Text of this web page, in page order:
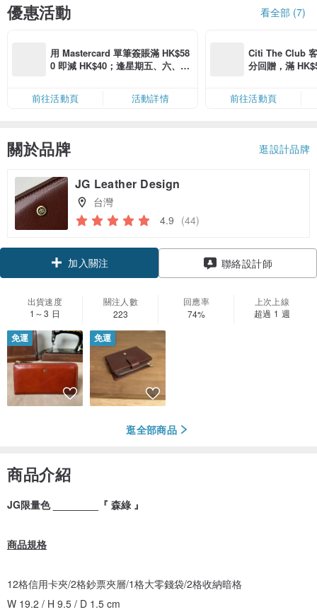
優惠活動 看全部 (7)
用 Mastercard 單筆簽賬滿 HK$58
0 即減 HK$40；逢星期五、六、日
限，額滿即止，僅限「常用信用
卡」結帳）
前往活動頁 活動詳情
Citi The Club
分回贈，滿
前往活動頁
關於品牌 逛設計品牌
JG Leather Design
台灣
4.9 (44)
加入關注 聯絡設計師
出貨速度
1～3 日
關注人數
223
回應率
74%
上次上線
超過 1 週
免運 免運
逛全部商品
商品介紹
JG限量色 ________『 森綠 』
商品規格
12格信用卡夾/2格鈔票夾層/1格大零錢袋/2格收納暗格
W 19.2 / H 9.5 / D 1.5 cm